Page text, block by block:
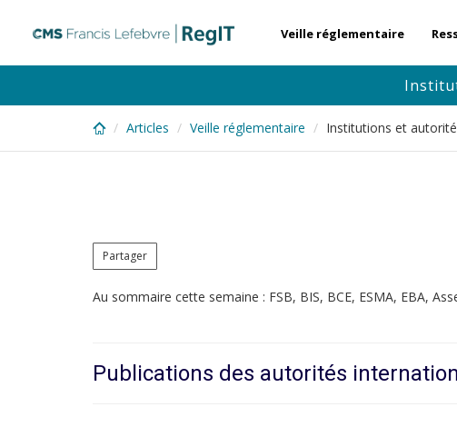
content
Veille réglementaire
Articles Veille réglementaire Institutions et
Partager
Au sommaire cette semaine : FSB, BIS, BCE, ESMA, EBA,
Publications des autorités